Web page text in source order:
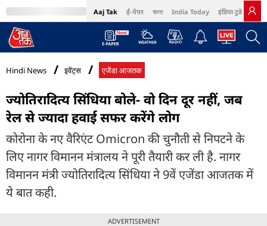
Aaj Tak ई-पेपर বাংলা India Today इंडिया टुडे हिंदी
MumbaiTak Cosmopolitan Harper's Bazaar Northeast
Hindi News इवेंट्स एजेंडा आजतक
ज्योतिरादित्य सिंधिया बोले- वो दिन दूर नहीं, जब
रेल से ज्यादा हवाई सफर करेंगे लोग
कोरोना के नए वैरिएंट Omicron की चुनौती से निपटने के
लिए नागर विमानन मंत्रालय ने पूरी तैयारी कर ली है. नागर
विमानन मंत्री ज्योतिरादित्य सिंधिया ने 9वें एजेंडा आजतक में
ये बात कही.
ADVERTISEMENT